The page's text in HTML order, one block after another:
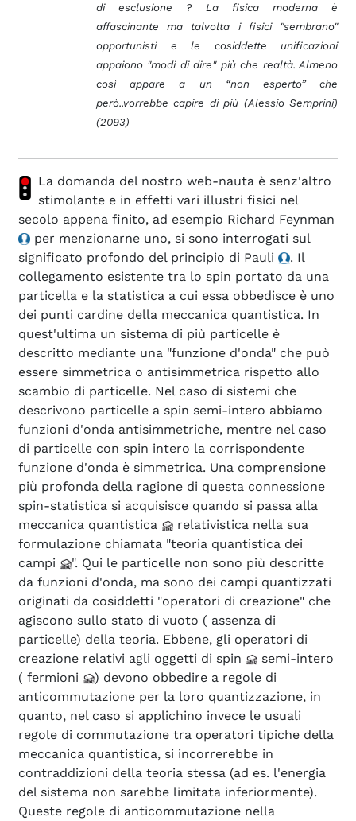
di esclusione ? La fisica moderna è
affascinante ma talvolta i fisici "sembrano"
opportunisti e le cosiddette unificazioni
appaiono "modi di dire" più che realtà. Almeno
così appare a un “non esperto” che
però..vorrebbe capire di più (Alessio Semprini)
(2093)
La domanda del nostro web-nauta è senz'altro
stimolante e in effetti vari illustri fisici nel
secolo appena finito, ad esempio Richard Feynman
per menzionarne uno, si sono interrogati sul
significato profondo del principio di Pauli
. Il
collegamento esistente tra lo spin portato da una
particella e la statistica a cui essa obbedisce è uno
dei punti cardine della meccanica quantistica. In
quest'ultima un sistema di più particelle è
descritto mediante una "funzione d'onda" che può
essere simmetrica o antisimmetrica rispetto allo
scambio di particelle. Nel caso di sistemi che
descrivono particelle a spin semi-intero abbiamo
funzioni d'onda antisimmetriche, mentre nel caso
di particelle con spin intero la corrispondente
funzione d'onda è simmetrica. Una comprensione
più profonda della ragione di questa connessione
spin-statistica si acquisisce quando si passa alla
meccanica quantistica
relativistica nella sua
formulazione chiamata "teoria quantistica dei
campi
". Qui le particelle non sono più descritte
da funzioni d'onda, ma sono dei campi quantizzati
originati da cosiddetti "operatori di creazione" che
agiscono sullo stato di vuoto ( assenza di
particelle) della teoria. Ebbene, gli operatori di
creazione relativi agli oggetti di spin
semi-intero
( fermioni
) devono obbedire a regole di
anticommutazione per la loro quantizzazione, in
quanto, nel caso si applichino invece le usuali
regole di commutazione tra operatori tipiche della
meccanica quantistica, si incorrerebbe in
contraddizioni della teoria stessa (ad es. l'energia
del sistema non sarebbe limitata inferiormente).
Queste regole di anticommutazione nella